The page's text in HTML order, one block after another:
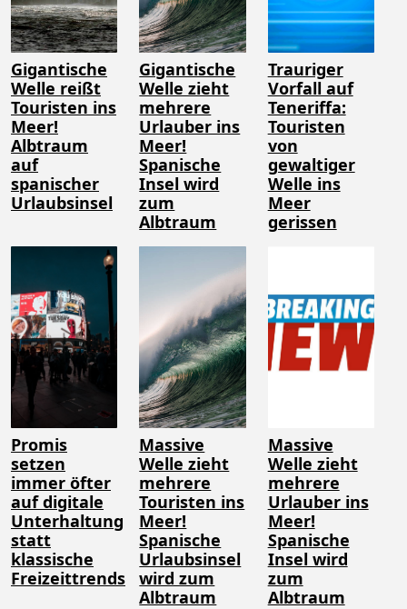
Gigantische
Welle reißt
Touristen ins
Meer!
Albtraum
auf
spanischer
Urlaubsinsel
Gigantische
Welle zieht
mehrere
Urlauber ins
Meer!
Spanische
Insel wird
zum
Albtraum
Trauriger
Vorfall auf
Teneriffa:
Touristen
von
gewaltiger
Welle ins
Meer
gerissen
Promis
setzen
immer öfter
auf digitale
Unterhaltung
statt
klassische
Freizeittrends
Massive
Welle zieht
mehrere
Touristen ins
Meer!
Spanische
Urlaubsinsel
wird zum
Albtraum
Massive
Welle zieht
mehrere
Urlauber ins
Meer!
Spanische
Insel wird
zum
Albtraum